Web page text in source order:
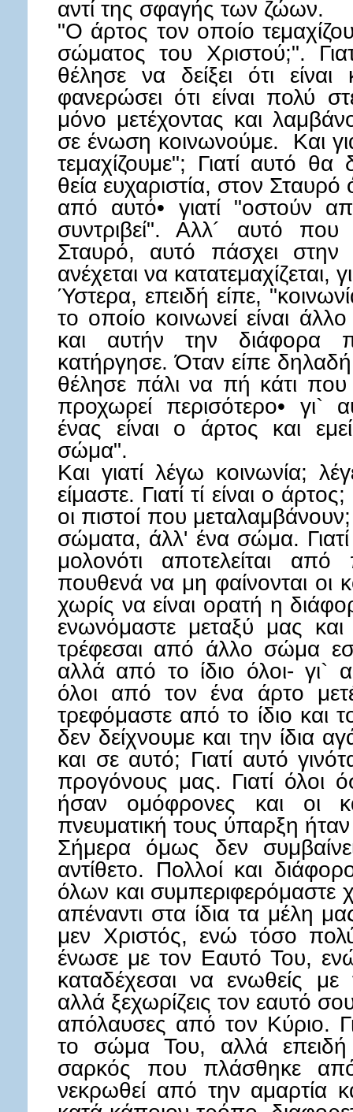
αντί της σφαγής των ζώων.
"Ο άρτος τον οποίο
σώματος του Χριστού;".
θέλησε να δείξει ότι
φανερώσει ότι είναι πολύ
μόνο μετέχοντας και
σε ένωση κοινωνούμε. Και
τεμαχίζουμε"; Γιατί αυτό θα
θεία ευχαριστία, στον
από αυτό• γιατί "οστούν
συντριβεί". Αλλ´ αυτό
Σταυρό, αυτό πάσχει
ανέχεται να κατατεμαχίζεται,
Ύστερα, επειδή είπε,
το οποίο κοινωνεί είναι
και αυτήν την διάφορα
κατήργησε. Όταν είπε
θέλησε πάλι να πή κάτι που
προχωρεί περισότερο• γι`
ένας είναι ο άρτος και
σώμα".
Και γιατί λέγω κοινωνία;
είμαστε. Γιατί τί είναι ο
οι πιστοί που
σώματα, άλλ' ένα σώμα.
μολονότι αποτελείται
πουθενά να μη φαίνονται οι
χωρίς να είναι ορατή η
ενωνόμαστε μεταξύ μας
τρέφεσαι από άλλο σώμα
αλλά από το ίδιο όλοι- γι`
όλοι από τον ένα άρτο
τρεφόμαστε από το ίδιο και
δεν δείχνουμε και την ίδια
και σε αυτό; Γιατί αυτό
προγόνους μας. Γιατί όλοι
ήσαν ομόφρονες και οι
πνευματική τους ύπαρξη
Σήμερα όμως δεν
αντίθετο. Πολλοί και
όλων και συμπεριφερόμαστε
απέναντι στα ίδια τα μέλη
μεν Χριστός, ενώ τόσο
ένωσε με τον Εαυτό Του,
καταδέχεσαι να ενωθείς
αλλά ξεχωρίζεις τον εαυτό
απόλαυσες από τον Κύριο.
το σώμα Του, αλλά
σαρκός που πλάσθηκε
νεκρωθεί από την αμαρτία